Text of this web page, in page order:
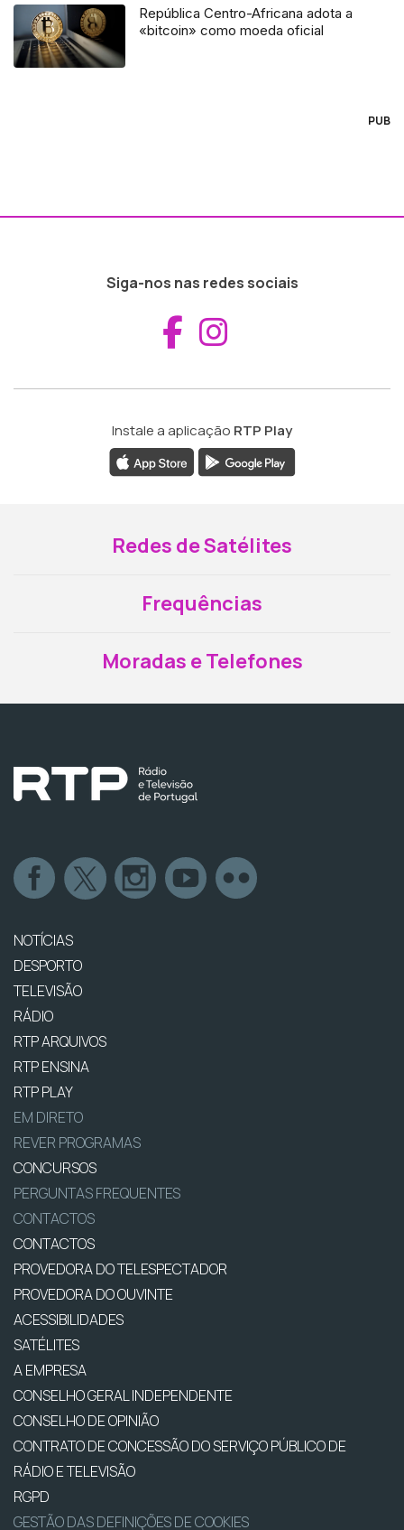
República Centro-Africana adota a
«bitcoin» como moeda oficial
PUB
Siga-nos nas redes sociais
Aceder ao
Instale a aplicação RTP Play
Redes de Satélites
Frequências
Moradas e Telefones
NOTÍCIAS
DESPORTO
TELEVISÃO
RÁDIO
RTP ARQUIVOS
RTP ENSINA
RTP PLAY
EM DIRETO
REVER PROGRAMAS
CONCURSOS
PERGUNTAS FREQUENTES
CONTACTOS
CONTACTOS
PROVEDORA DO TELESPECTADOR
PROVEDORA DO OUVINTE
ACESSIBILIDADES
SATÉLITES
A EMPRESA
CONSELHO GERAL INDEPENDENTE
CONSELHO DE OPINIÃO
CONTRATO DE CONCESSÃO DO SERVIÇO PÚBLICO DE
RÁDIO E TELEVISÃO
RGPD
GESTÃO DAS DEFINIÇÕES DE COOKIES